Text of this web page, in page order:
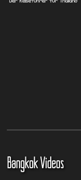
Bangkok Videos